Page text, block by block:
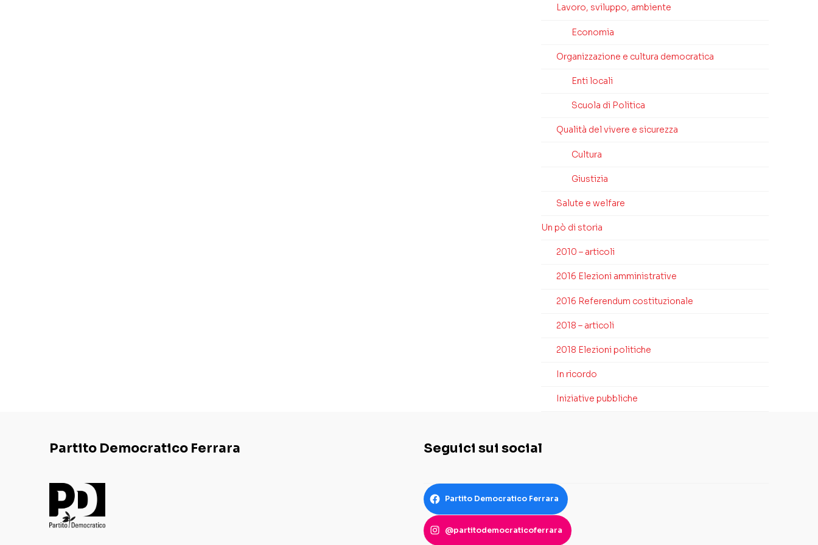
Lavoro, sviluppo, ambiente
Economia
Organizzazione e cultura democratica
Enti locali
Scuola di Politica
Qualità del vivere e sicurezza
Cultura
Giustizia
Salute e welfare
Un pò di storia
2010 – articoli
2016 Elezioni amministrative
2016 Referendum costituzionale
2018 – articoli
2018 Elezioni politiche
In ricordo
Iniziative pubbliche
Partito Democratico Ferrara Seguici sui social
Partito Democratico Ferrara
@partitodemocraticoferrara